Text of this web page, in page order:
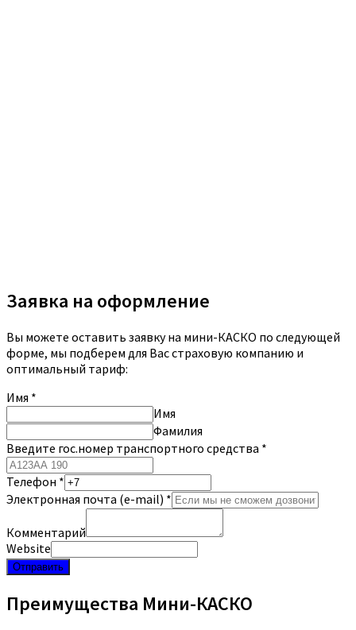
Заявка на оформление
Вы можете оставить заявку на мини-КАСКО по следующей
форме, мы подберем для Вас страховую компанию и
оптимальный тариф:
Имя *
Имя
Фамилия
Введите гос.номер транспортного средства *
Телефон *
Электронная почта (e-mail) *
Комментарий
Website
Отправить
Преимущества Мини-КАСКО